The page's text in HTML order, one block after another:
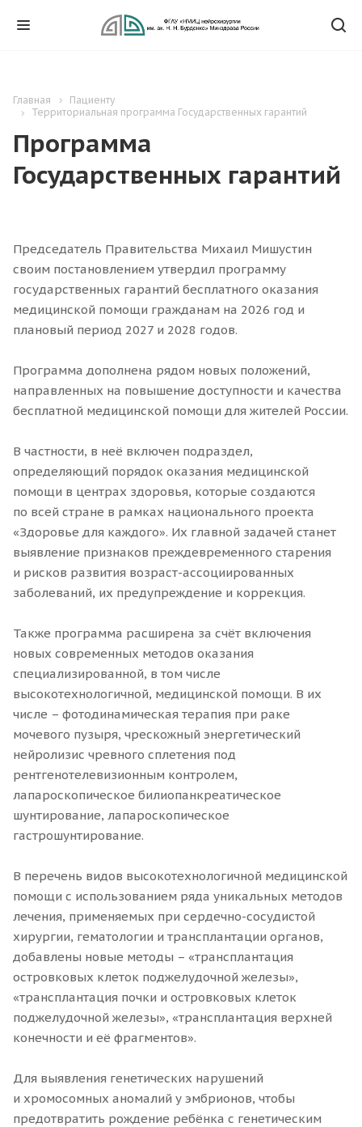
Главная
Пациенту
Территориальная программа Государственных гарантий
Программа
Государственных гарантий
Председатель Правительства Михаил Мишустин
своим постановлением утвердил программу
государственных гарантий бесплатного оказания
медицинской помощи гражданам на 2026 год и
плановый период 2027 и 2028 годов.
Программа дополнена рядом новых положений,
направленных на повышение доступности и качества
бесплатной медицинской помощи для жителей России.
В частности, в неё включен подраздел,
определяющий порядок оказания медицинской
помощи в центрах здоровья, которые создаются
по всей стране в рамках национального проекта
«Здоровье для каждого». Их главной задачей станет
выявление признаков преждевременного старения
и рисков развития возраст-ассоциированных
заболеваний, их предупреждение и коррекция.
Также программа расширена за счёт включения
новых современных методов оказания
специализированной, в том числе
высокотехнологичной, медицинской помощи. В их
числе – фотодинамическая терапия при раке
мочевого пузыря, чрескожный энергетический
нейролизис чревного сплетения под
рентгенотелевизионным контролем,
лапароскопическое билиопанкреатическое
шунтирование, лапароскопическое
гастрошунтирование.
В перечень видов высокотехнологичной медицинской
помощи с использованием ряда уникальных методов
лечения, применяемых при сердечно-сосудистой
хирургии, гематологии и трансплантации органов,
добавлены новые методы – «трансплантация
островковых клеток поджелудочной железы»,
«трансплантация почки и островковых клеток
поджелудочной железы», «трансплантация верхней
конечности и её фрагментов».
Для выявления генетических нарушений
и хромосомных аномалий у эмбрионов, чтобы
предотвратить рождение ребёнка с генетическим